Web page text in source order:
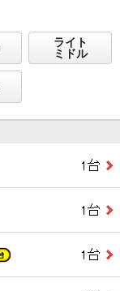
ライト
ミドル